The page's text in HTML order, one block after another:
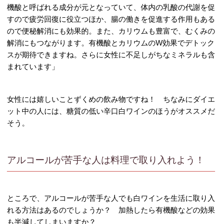
機酸と呼ばれる成分が元となっていて、体内の乳酸の代謝を促
すので疲労回復に役立つほか、腸の働きを促進する作用もある
ので便秘解消にも効果的。また、カリウムも豊富で、むくみの
解消にもつながります。有機酸とカリウムのW効果でデトック
スが期待できますね。さらに女性に不足しがちなミネラルも含
まれています」
女性には嬉しいことずくめの飲み物ですね！ ちなみにダイエ
ット中の人には、糖質の低い辛口白ワインのほうがオススメだ
そう。
アルコールが苦手な人は料理で取り入れよう！
ところで、アルコールが苦手な人でも白ワインを生活に取り入
れる方法はあるのでしょうか？ 加熱したら有機酸などの効果
も半減してしまいますか？